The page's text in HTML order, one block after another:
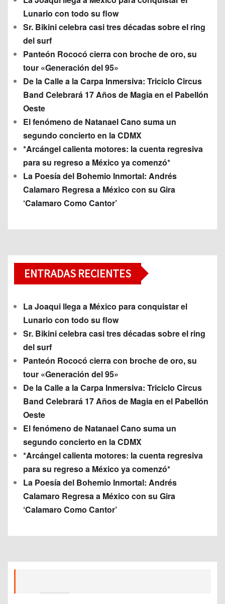
Lunario con todo su flow
Sr. Bikini celebra casi tres décadas sobre el ring
del surf
Panteón Rococó cierra con broche de oro, su
tour «Generación del 95»
De la Calle a la Carpa Inmersiva: Triciclo Circus
Band Celebrará 17 Años de Magia en el Pabellón
Oeste
El fenómeno de Natanael Cano suma un
segundo concierto en la CDMX
*Arcángel calienta motores: la cuenta regresiva
para su regreso a México ya comenzó*
La Poesía del Bohemio Inmortal: Andrés
Calamaro Regresa a México con su Gira
‘Calamaro Como Cantor’
ENTRADAS RECIENTES
La Joaqui llega a México para conquistar el
Lunario con todo su flow
Sr. Bikini celebra casi tres décadas sobre el ring
del surf
Panteón Rococó cierra con broche de oro, su
tour «Generación del 95»
De la Calle a la Carpa Inmersiva: Triciclo Circus
Band Celebrará 17 Años de Magia en el Pabellón
Oeste
El fenómeno de Natanael Cano suma un
segundo concierto en la CDMX
*Arcángel calienta motores: la cuenta regresiva
para su regreso a México ya comenzó*
La Poesía del Bohemio Inmortal: Andrés
Calamaro Regresa a México con su Gira
‘Calamaro Como Cantor’